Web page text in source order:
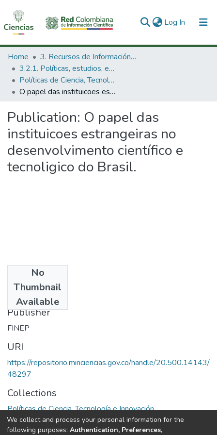
Log In (current)
Communities & Collections
All of DSpace
Statistics
Home
3. Recursos de Información Científica y Tecnológica
3.2.1. Políticas, estudios, evaluaciones e indicadores de CTeI
Políticas de Ciencia, Tecnología e Innovación
O papel das instituicoes estrangeiras no desenvolvimento científico e tecnoligico do Brasil.
Publication: O papel das
instituicoes estrangeiras no
desenvolvimento científico e
tecnoligico do Brasil.
No
Thumbnail
Available
1978
Publisher
FINEP
URI
https://repositorio.minciencias.gov.co/handle/20.500.14143/
48297
Collections
Políticas de Ciencia, Tecnología e Innovación
Full item page
We collect and process your personal information for the
following purposes: Authentication, Preferences,